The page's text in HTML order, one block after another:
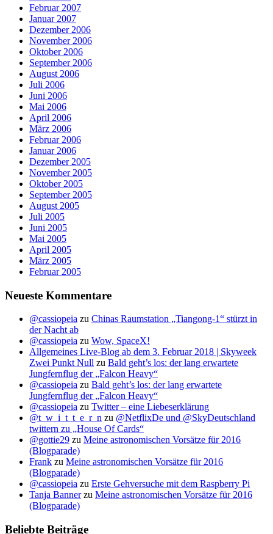
Februar 2007
Januar 2007
Dezember 2006
November 2006
Oktober 2006
September 2006
August 2006
Juli 2006
Juni 2006
Mai 2006
April 2006
März 2006
Februar 2006
Januar 2006
Dezember 2005
November 2005
Oktober 2005
September 2005
August 2005
Juli 2005
Juni 2005
Mai 2005
April 2005
März 2005
Februar 2005
Neueste Kommentare
@cassiopeia zu Chinas Raumstation „Tiangong-1“ stürzt in
der Nacht ab
@cassiopeia zu Wow, SpaceX!
Allgemeines Live-Blog ab dem 3. Februar 2018 | Skyweek
Zwei Punkt Null zu Bald geht’s los: der lang erwartete
Jungfernflug der „Falcon Heavy“
@cassiopeia zu Bald geht’s los: der lang erwartete
Jungfernflug der „Falcon Heavy“
@cassiopeia zu Twitter – eine Liebeserklärung
@t_w_i_t_t_e_r_n zu @NetflixDe und @SkyDeutschland
twittern zu „House Of Cards“
@gottie29 zu Meine astronomischen Vorsätze für 2016
(Blogparade)
Frank zu Meine astronomischen Vorsätze für 2016
(Blogparade)
@cassiopeia zu Erste Gehversuche mit dem Raspberry Pi
Tanja Bannerzu Meine astronomischen Vorsätze für 2016
(Blogparade)
Beliebte Beiträge